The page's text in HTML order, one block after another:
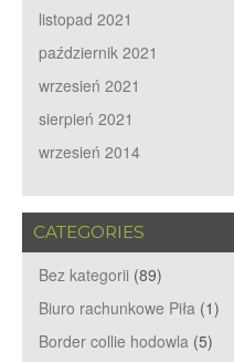
listopad 2021
październik 2021
wrzesień 2021
sierpień 2021
wrzesień 2014
CATEGORIES
Bez kategorii (89)
Biuro rachunkowe Piła (1)
Border collie hodowla (5)